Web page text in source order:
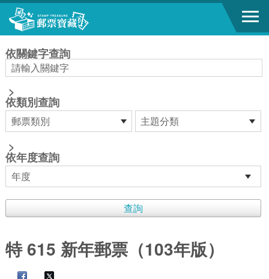
跳到主要內容區塊
依關鍵字查詢
>
依類別查詢
>
依年度查詢
特 615 新年郵票（103年版）